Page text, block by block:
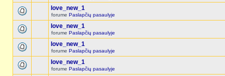
love_new_1
forume Paslapčių pasaulyje
love_new_1
forume Paslapčių pasaulyje
love_new_1
forume Paslapčių pasaulyje
love_new_1
forume Paslapčių pasaulyje